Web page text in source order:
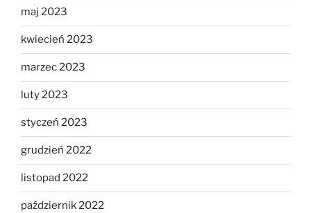
maj 2023
kwiecień 2023
marzec 2023
luty 2023
styczeń 2023
grudzień 2022
listopad 2022
październik 2022